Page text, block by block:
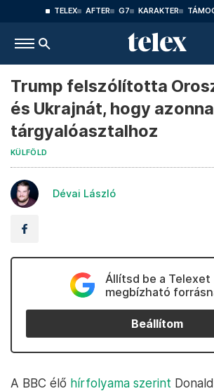
TELEX AFTER G7 KARAKTER
Trump felszólította
és Ukrajnát, hogy
tárgyalóasztalhoz
KÜLFÖLD
Dévai László
Állítsd be a Telexet
megbízható
Beállítom
A BBC élő hírfolyama szerint